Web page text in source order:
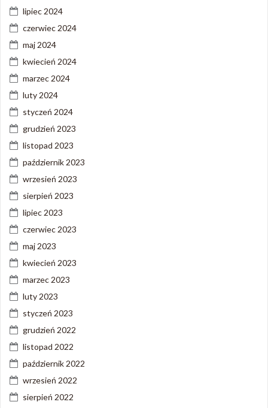
lipiec 2024
czerwiec 2024
maj 2024
kwiecień 2024
marzec 2024
luty 2024
styczeń 2024
grudzień 2023
listopad 2023
październik 2023
wrzesień 2023
sierpień 2023
lipiec 2023
czerwiec 2023
maj 2023
kwiecień 2023
marzec 2023
luty 2023
styczeń 2023
grudzień 2022
listopad 2022
październik 2022
wrzesień 2022
sierpień 2022